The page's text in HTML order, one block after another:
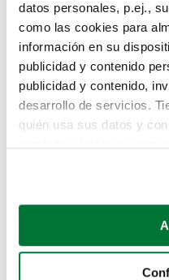
datos personales, p.ej.,
como las cookies para
información en su
publicidad y contenido
publicidad y contenido,
desarrollo de servicios.
quién usa sus datos y
Si lo permite, también
Recopilar